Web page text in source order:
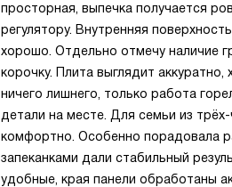
просторная, выпечка получается
регулятору. Внутренняя
хорошо. Отдельно отмечу наличие
корочку. Плита выглядит
ничего лишнего, только работа
детали на месте. Для семьи из
комфортно. Особенно порадовала
запеканками дали стабильный
удобные, края панели обработаны